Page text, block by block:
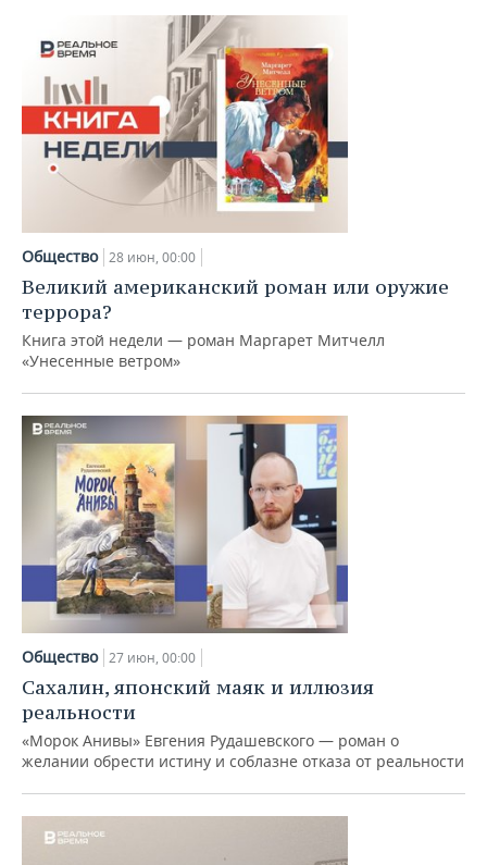
Общество 28 июн, 00:00
Великий американский роман или оружие
террора?
Книга этой недели — роман Маргарет Митчелл
«Унесенные ветром»
Общество 27 июн, 00:00
Сахалин, японский маяк и иллюзия
реальности
«Морок Анивы» Евгения Рудашевского — роман о
желании обрести истину и соблазне отказа от реальности